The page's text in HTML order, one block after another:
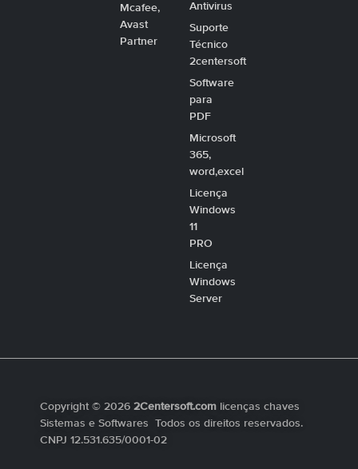
Mcafee,
Avast
Partner
Antivirus
Suporte
Técnico
2centersoft
Software
para
PDF
Microsoft
365,
word,excel
Licença
Windows
11
PRO
Licença
Windows
Server
Copyright © 2026 2Centersoft.com licenças chaves
Sistemas e Softwares Todos os direitos reservados.
CNPJ 12.531.635/0001-02